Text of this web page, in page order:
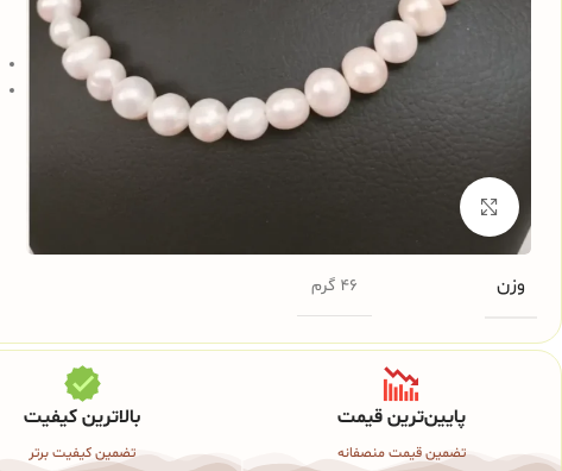
وزن 46 گرم
پایین‌ترین قیمت
تضمین قیمت منصفانه
بالاترین کیفیت
تضمین کیفیت برتر